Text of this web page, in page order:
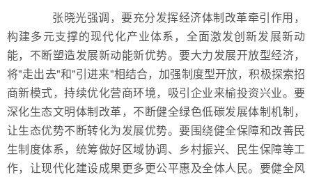
张晓光强调，要充分发挥经济体制改革牵引作用，
构建多元支撑的现代化产业体系，全面激发创新发展新动
能，不断塑造发展新动能新优势。要大力发展开放型经济，
将"走出去"和"引进来"相结合，加强制度型开放，积极探索招
商新模式，持续优化营商环境，吸引企业来榆投资兴业。要
深化生态文明体制改革，不断健全绿色低碳发展体制机制，
让生态优势不断转化为发展优势。要围绕健全保障和改善民
生制度体系，统筹做好区域协调、乡村振兴、民生保障等工
作，让现代化建设成果更多更公平惠及全体人民。要健全风